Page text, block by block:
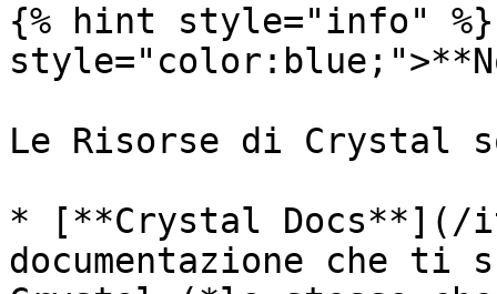
{% hint style="info" %}
Le Risorse di Crystal
* [**Crystal Docs**](/
documentazione che